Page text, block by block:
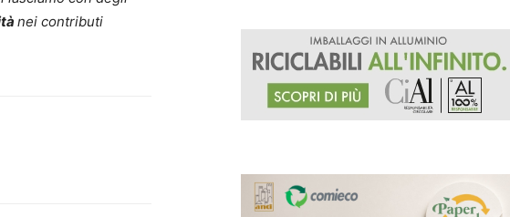
nei contributi